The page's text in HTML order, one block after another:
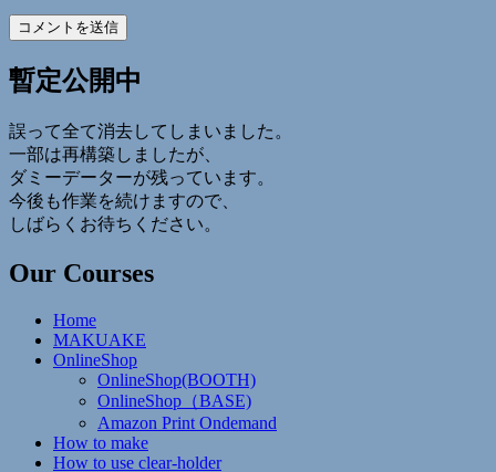
*
ト
暫定公開中
誤って全て消去してしまいました。
一部は再構築しましたが、
ダミーデーターが残っています。
今後も作業を続けますので、
しばらくお待ちください。
Our Courses
Home
MAKUAKE
OnlineShop
OnlineShop(BOOTH)
OnlineShop（BASE)
Amazon Print Ondemand
How to make
How to use clear-holder